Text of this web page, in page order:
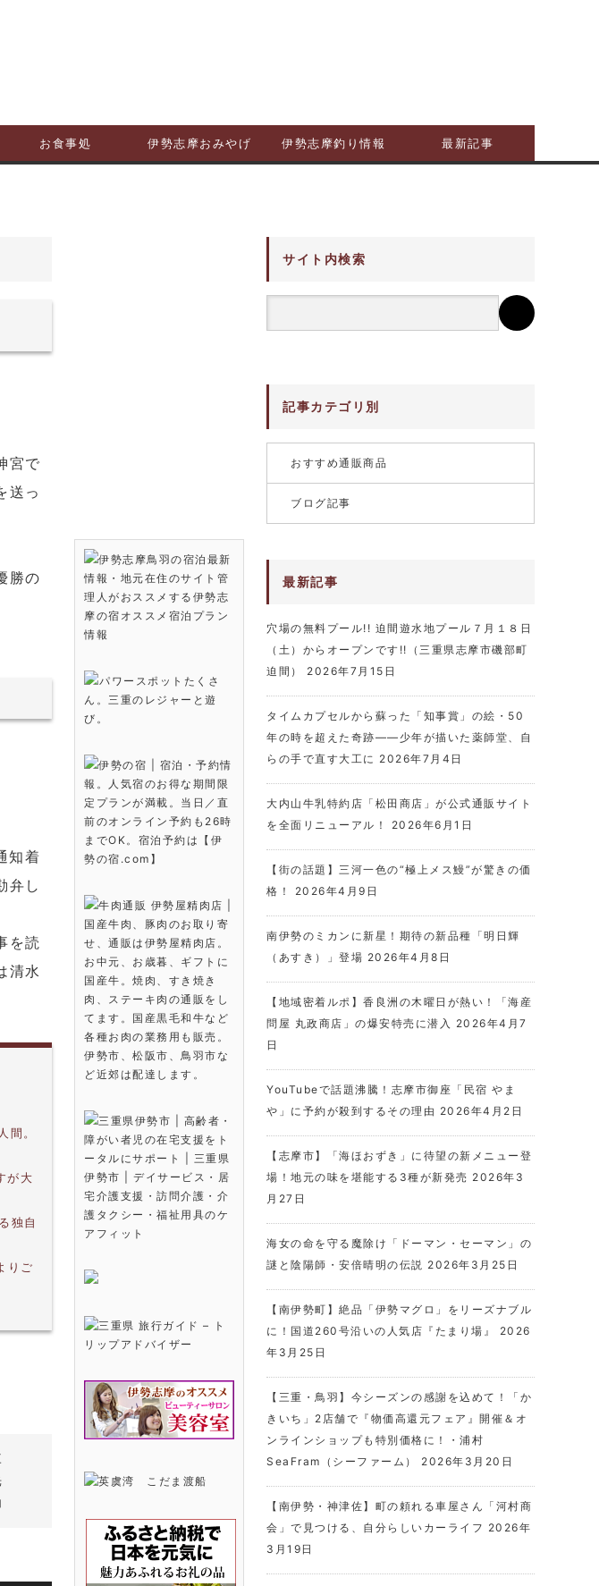
お食事処 伊勢志摩おみやげ 伊勢志摩釣り情報 最新記事
宮で
送っ
勝の
知着
弁し
を読
清水
間。
が大
独自
りご
伊勢志摩鳥羽の宿泊最新
情報・地元在住のサイト管
理人がおススメする伊勢志
摩の宿オススメ宿泊プラン
情報
パワースポットたくさ
ん。三重のレジャーと遊
び。
伊勢の宿 | 宿泊・予約情
報。人気宿のお得な期間限
定プランが満載。当日／直
前のオンライン予約も26時
までOK。宿泊予約は【伊
勢の宿.com】
牛肉通販 伊勢屋精肉店 |
国産牛肉、豚肉のお取り寄
せ、通販は伊勢屋精肉店。
お中元、お歳暮、ギフトに
国産牛。焼肉、すき焼き
肉、ステーキ肉の通販をし
てます。国産黒毛和牛など
各種お肉の業務用も販売。
伊勢市、松阪市、鳥羽市な
ど近郊は配達します。
三重県伊勢市 | 高齢者・
障がい者児の在宅支援をト
ータルにサポート | 三重県
伊勢市 | デイサービス・居
宅介護支援・訪問介護・介
護タクシー・福祉用具のケ
アフィット
サイト内検索
記事カテゴリ別
おすすめ通販商品
ブログ記事
最新記事
穴場の無料プール!! 迫間遊水地プール７月１８日
（土）からオープンです!!（三重県志摩市磯部町
迫間）
2026年7月15日
タイムカプセルから蘇った「知事賞」の絵・50
年の時を超えた奇跡――少年が描いた薬師堂、自
らの手で直す大工に 2026年7月4日
大内山牛乳特約店「松田商店」が公式通販サイト
を全面リニューアル！
2026年6月1日
【街の話題】三河一色の“極上メス鰻”が驚きの価
格！
2026年4月9日
南伊勢のミカンに新星！期待の新品種「明日輝
（あすき）」登場 2026年4月8日
【地域密着ルポ】香良洲の木曜日が熱い！「海産
問屋 丸政商店」の爆安特売に潜入 2026年4月7
日
YouTubeで話題沸騰！志摩市御座「民宿 やま
や」に予約が殺到するその理由 2026年4月2日
【志摩市】「海ほおずき」に待望の新メニュー登
場！地元の味を堪能する3種が新発売 2026年3
月27日
海女の命を守る魔除け「ドーマン・セーマン」の
謎と陰陽師・安倍晴明の伝説 2026年3月25日
【南伊勢町】絶品「伊勢マグロ」をリーズナブル
に！国道260号沿いの人気店『たまり場』
2026
年3月25日
【三重・鳥羽】今シーズンの感謝を込めて！「か
きいち」2店舗で『物価高還元フェア』開催＆オ
ンラインショップも特別価格に！・浦村
SeaFram（シーファーム）
2026年3月20日
【南伊勢・神津佐】町の頼れる車屋さん「河村商
会」で見つける、自分らしいカーライフ 2026年
3月19日